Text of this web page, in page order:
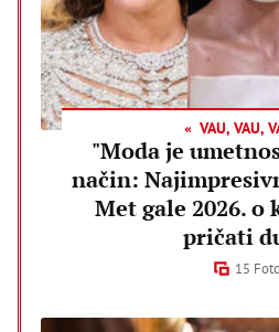
VAU, VAU,
"Moda je
način:
Met gale 2026. o
pričati
15